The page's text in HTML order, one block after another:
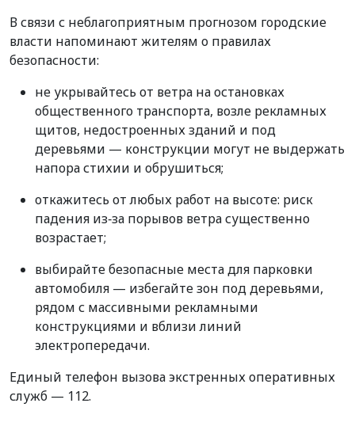
В связи с неблагоприятным прогнозом городские
власти напоминают жителям о правилах
безопасности:
не укрывайтесь от ветра на остановках
общественного транспорта, возле рекламных
щитов, недостроенных зданий и под
деревьями — конструкции могут не выдержать
напора стихии и обрушиться;
откажитесь от любых работ на высоте: риск
падения из‑за порывов ветра существенно
возрастает;
выбирайте безопасные места для парковки
автомобиля — избегайте зон под деревьями,
рядом с массивными рекламными
конструкциями и вблизи линий
электропередачи.
Единый телефон вызова экстренных оперативных
служб — 112.